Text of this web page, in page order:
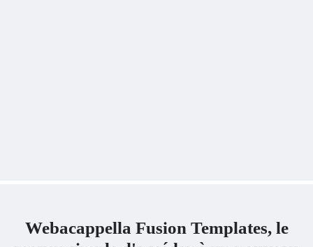
Webacappella Fusion Templates, le